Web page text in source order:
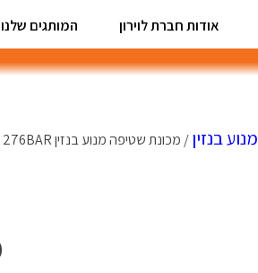
אודות חברת לוירון המותגים שלנו
מנוע בנזין/ מכונת שטיפה מנוע בנזין KARNAF 276BAR – מבית לוירון